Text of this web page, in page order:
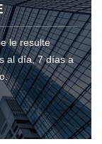
le resulte
al día, 7 días a